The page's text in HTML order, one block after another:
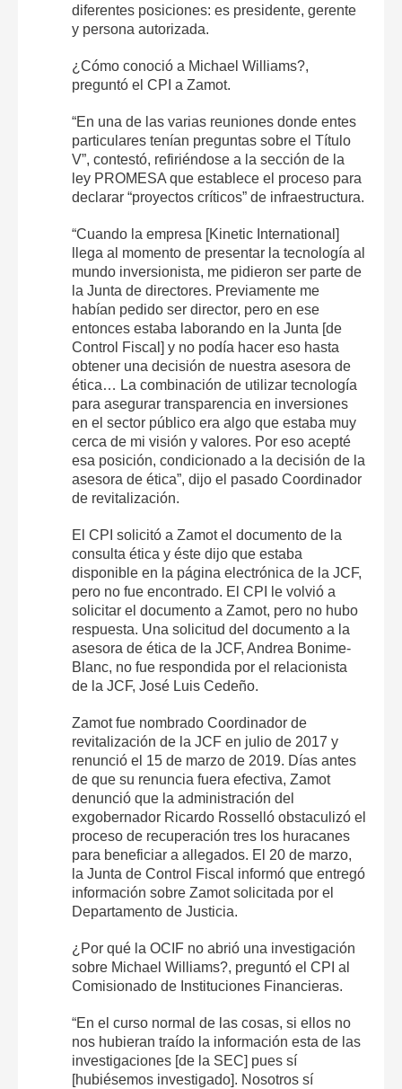
diferentes posiciones: es presidente, gerente
y persona autorizada.
¿Cómo conoció a Michael Williams?,
preguntó el CPI a Zamot.
“En una de las varias reuniones donde entes
particulares tenían preguntas sobre el Título
V”, contestó, refiriéndose a la sección de la
ley PROMESA que establece el proceso para
declarar “proyectos críticos” de infraestructura.
“Cuando la empresa [Kinetic International]
llega al momento de presentar la tecnología al
mundo inversionista, me pidieron ser parte de
la Junta de directores. Previamente me
habían pedido ser director, pero en ese
entonces estaba laborando en la Junta [de
Control Fiscal] y no podía hacer eso hasta
obtener una decisión de nuestra asesora de
ética… La combinación de utilizar tecnología
para asegurar transparencia en inversiones
en el sector público era algo que estaba muy
cerca de mi visión y valores. Por eso acepté
esa posición, condicionado a la decisión de la
asesora de ética”, dijo el pasado Coordinador
de revitalización.
El CPI solicitó a Zamot el documento de la
consulta ética y éste dijo que estaba
disponible en la página electrónica de la JCF,
pero no fue encontrado. El CPI le volvió a
solicitar el documento a Zamot, pero no hubo
respuesta. Una solicitud del documento a la
asesora de ética de la JCF, Andrea Bonime-
Blanc, no fue respondida por el relacionista
de la JCF, José Luis Cedeño.
Zamot fue nombrado Coordinador de
revitalización de la JCF en julio de 2017 y
renunció el 15 de marzo de 2019. Días antes
de que su renuncia fuera efectiva, Zamot
denunció que la administración del
exgobernador Ricardo Rosselló obstaculizó el
proceso de recuperación tres los huracanes
para beneficiar a allegados. El 20 de marzo,
la Junta de Control Fiscal informó que entregó
información sobre Zamot solicitada por el
Departamento de Justicia.
¿Por qué la OCIF no abrió una investigación
sobre Michael Williams?, preguntó el CPI al
Comisionado de Instituciones Financieras.
“En el curso normal de las cosas, si ellos no
nos hubieran traído la información esta de las
investigaciones [de la SEC] pues sí
[hubiésemos investigado]. Nosotros sí